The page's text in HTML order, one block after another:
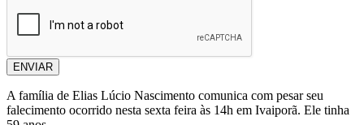
ENVIAR
A família de Elias Lúcio Nascimento comunica com pesar seu
falecimento ocorrido nesta sexta feira às 14h em Ivaiporã. Ele tinha